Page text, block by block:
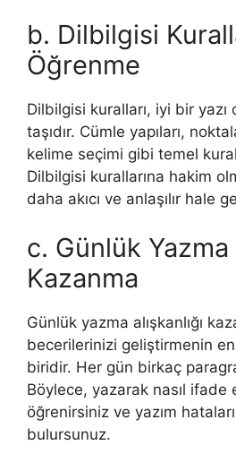
b. Dilbilgisi
Öğrenme
Dilbilgisi kuralları, iyi bir yazı
taşıdır. Cümle yapıları,
kelime seçimi gibi temel
Dilbilgisi kurallarına hakim
daha akıcı ve anlaşılır hale
c. Günlük Yazma
Kazanma
Günlük yazma alışkanlığı
becerilerinizi geliştirmenin
biridir. Her gün birkaç
Böylece, yazarak nasıl ifade
öğrenirsiniz ve yazım
bulursunuz.